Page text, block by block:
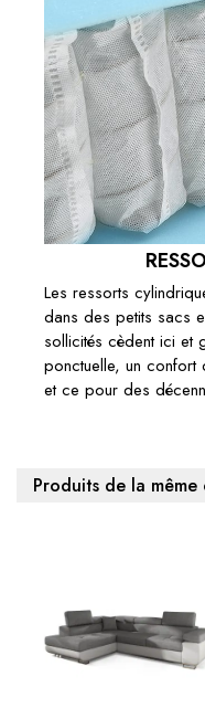
Les ressorts
dans des petits sacs
sollicités cèdent ici et
ponctuelle, un
et ce pour des
Produits de la